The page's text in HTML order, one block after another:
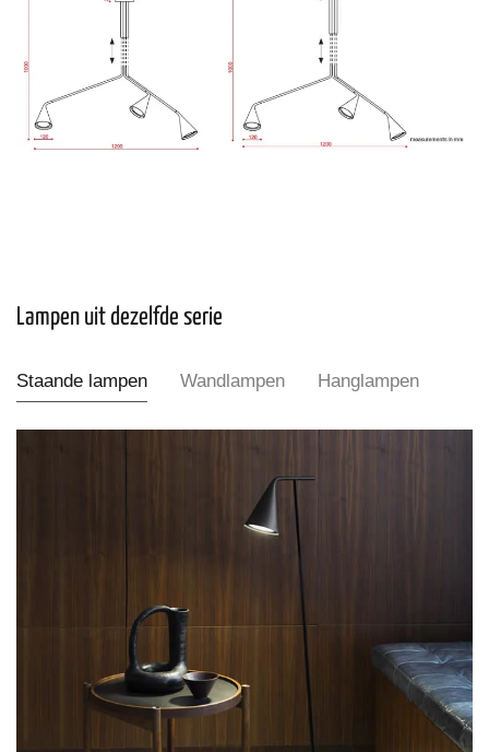
Lampen uit dezelfde serie
Staande lampen Wandlampen Hanglampen